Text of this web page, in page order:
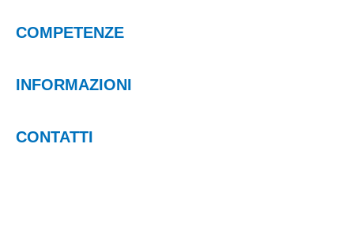
COMPETENZE
INFORMAZIONI
CONTATTI